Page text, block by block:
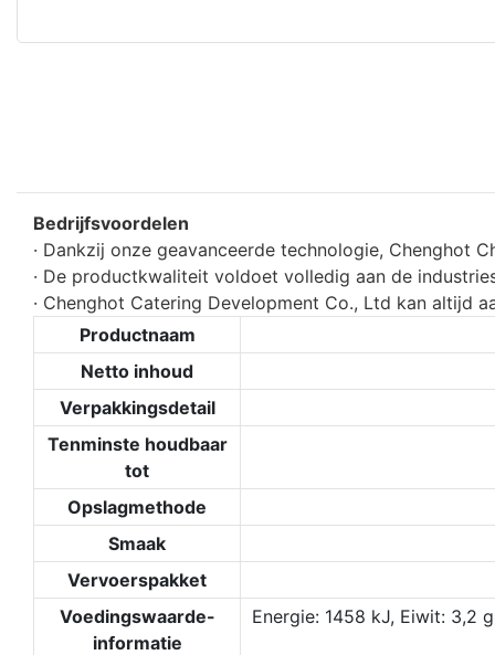
Bedrijfsvoordelen
· Dankzij onze geavanceerde technologie, Chenghot
· De productkwaliteit voldoet volledig aan de
· Chenghot Catering Development Co., Ltd kan altijd
Productnaam
Netto inhoud
Verpakkingsdetail
Tenminste houdbaar
tot
Opslagmethode
Smaak
Vervoerspakket
Voedingswaarde-
informatie
Energie: 1458 kJ, Eiwit: 3,2